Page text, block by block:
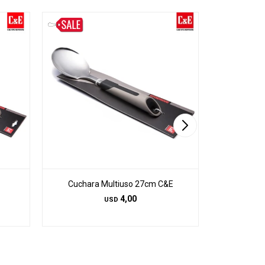
Cuchara Multiuso 27cm C&E
USD 4,00